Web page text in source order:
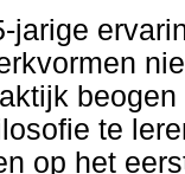
jarige
te
op het